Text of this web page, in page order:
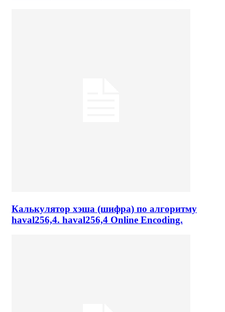
Калькулятор хэша (шифра) по алгоритму
haval256,4. haval256,4 Online Encoding.